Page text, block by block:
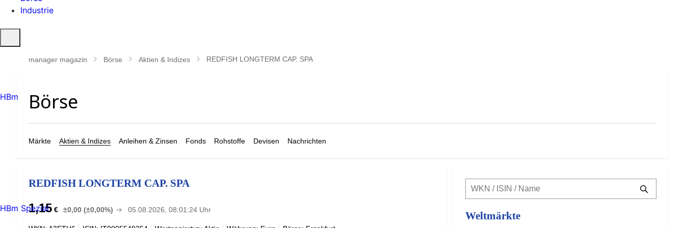
Industrie
öffnen
manager magazin Börse Aktien & Indizes REDFISH LONGTERM CAP. SPA
Märkte Aktien & Indizes Anleihen & Zinsen Fonds Rohstoffe Devisen Nachrichten
REDFISH LONGTERM CAP. SPA
1,15 € ±0,00 (±0,00%) 05.08.2026, 08:01:24 Uhr
Weltmärkte
HBm
HBm Spezial